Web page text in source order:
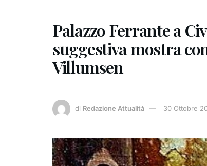
Palazzo Ferrante a
suggestiva mostra
Villumsen
di Redazione Attualità 30 Ottobre